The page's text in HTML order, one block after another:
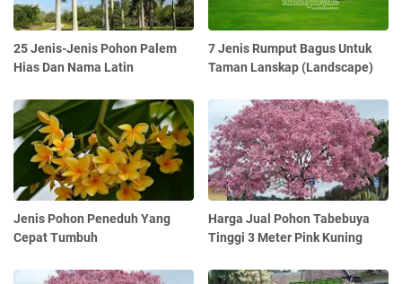
25 Jenis-Jenis Pohon Palem
Hias Dan Nama Latin
7 Jenis Rumput Bagus Untuk
Taman Lanskap (Landscape)
Jenis Pohon Peneduh Yang
Cepat Tumbuh
Harga Jual Pohon Tabebuya
Tinggi 3 Meter Pink Kuning